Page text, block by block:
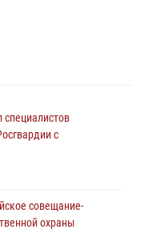
специалистов
с
совещание-
охраны